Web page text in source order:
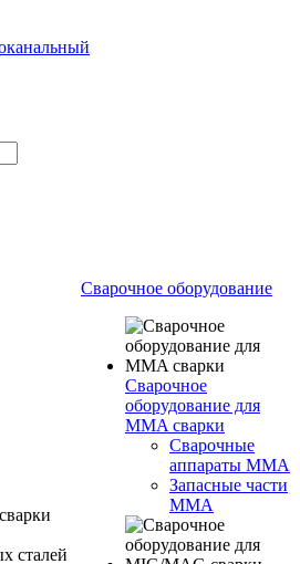
Сварочное оборудование
Сварочное
оборудование для
MMA сварки
Сварочные
аппараты MMA
Запасные части
MMA